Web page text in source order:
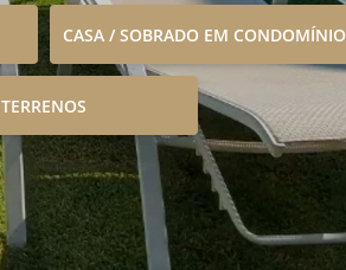
CASA / SOBRADO EM CONDOMÍNIO
TERRENOS